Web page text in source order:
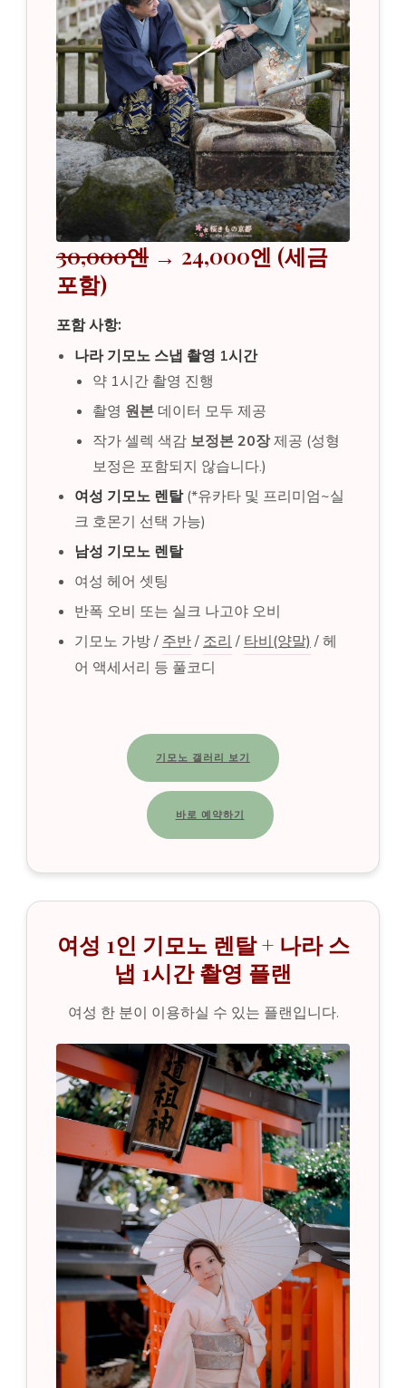
30,000엔 → 24,000엔 (세금
포함)
포함 사항:
나라 기모노 스냅 촬영 1시간
약 1시간 촬영 진행
촬영 원본데이터 모두 제공
작가 셀렉 색감 보정본 20장제공 (성형
보정은 포함되지 않습니다.)
여성 기모노 렌탈(*유카타 및 프리미엄~실
크 호몬기 선택 가능)
남성 기모노 렌탈
여성 헤어 셋팅
반폭 오비 또는 실크 나고야 오비
기모노 가방 / 주반/ 조리 / 타비(양말) / 헤
어 액세서리 등 풀코디
기모노 갤러리 보기
바로 예약하기
여성 1인 기모노 렌탈 + 나라 스
냅 1시간 촬영 플랜
여성 한 분이 이용하실 수 있는 플랜입니다.